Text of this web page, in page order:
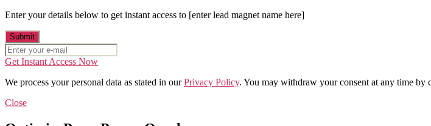
Enter your details below to get instant access to [enter lead magnet name here]
Get Instant Access Now
We process your personal data as stated in ourPrivacy Policy. You may withdraw your consent at any time
Close